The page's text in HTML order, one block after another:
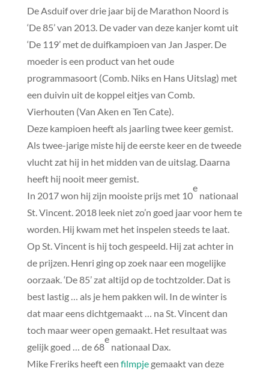
De Asduif over drie jaar bij de Marathon Noord is
‘De 85’ van 2013. De vader van deze kanjer komt uit
‘De 119’ met de duifkampioen van Jan Jasper. De
moeder is een product van het oude
programmasoort (Comb. Niks en Hans Uitslag) met
een duivin uit de koppel eitjes van Comb.
Vierhouten (Van Aken en Ten Cate).
Deze kampioen heeft als jaarling twee keer gemist.
Als twee-jarige miste hij de eerste keer en de tweede
vlucht zat hij in het midden van de uitslag. Daarna
heeft hij nooit meer gemist.
In 2017 won hij zijn mooiste prijs met 10
e
nationaal
St. Vincent. 2018 leek niet zo’n goed jaar voor hem te
worden. Hij kwam met het inspelen steeds te laat.
Op St. Vincent is hij toch gespeeld. Hij zat achter in
de prijzen. Henri ging op zoek naar een mogelijke
oorzaak. ‘De 85’ zat altijd op de tochtzolder. Dat is
best lastig … als je hem pakken wil. In de winter is
dat maar eens dichtgemaakt … na St. Vincent dan
toch maar weer open gemaakt. Het resultaat was
gelijk goed … de 68
e
nationaal Dax.
Mike Freriks heeft een filmpjegemaakt van deze